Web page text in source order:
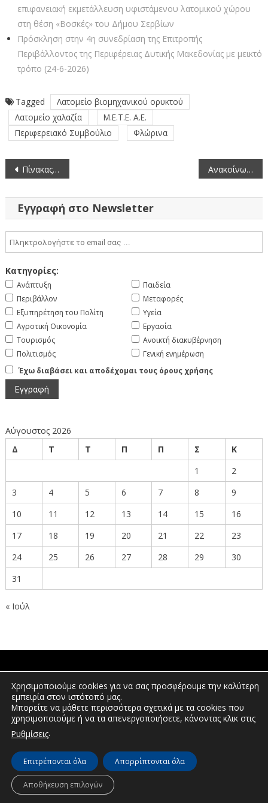
επιφανειακή εκμετάλλευση υφιστάμενου λατομικού χώρου
στη θέση «Βοσκές» του Δήμου Σερβίων
Πρόσκληση στην 4η συνεδρίαση της Επιτροπής
Περιβάλλοντος της Περιφέρειας Δυτικής Μακεδονίας με μεικτό
τρόπο (24-6-2026)
Tagged
Λατομείο βιομηχανικού ορυκτού
Λατομείο χαλαζία
Μ.Ε.Τ.Ε. Α.Ε.
Περιφερειακό Συμβούλιο
Φλώρινα
Πλοήγηση
άρθρων
Πίνακας των συζητηθέντων θεμάτων κατά την 5η/6-10-2015 συνεδρίαση της Επιτροπής Περιβάλλοντος, Χωρικού Σχεδιασμού και Ανάπτυξης της Περιφέρειας Δυτικής Μακεδονίας Ανακοίνωση Περιφερειακού Συμβουλίου για τη μελέτη του έργου: Λατομείο Βιομηχανικού Ορυκτού (Χαλαζία) – Εκμετάλλευση σε δημοτική χέρσα έκταση εμβαδού 99.890 m2 στη θέση Ρουδίνα ΔΕ Μελίτης του Δήμου Φλώρινας
Εγγραφή στο Newsletter
Κατηγορίες:
Ανάπτυξη
Περιβάλλον
Εξυπηρέτηση του Πολίτη
Αγροτική Οικονομία
Τουρισμός
Πολιτισμός
Παιδεία
Μεταφορές
Υγεία
Εργασία
Ανοικτή διακυβέρνηση
Γενική ενημέρωση
Έχω διαβάσει και αποδέχομαι τους όρους χρήσης
Αύγουστος 2026
Δ
Τ Τ Π Π Σ
Κ
1
2
3
4 5 6 7 8
9
10
11 12 13 14 15
16
17
18 19 20 21 22
23
24
25 26 27 28 29
30
31
« Ιούλ
ΠΟΛΙΤΕΣ
ΕΠΕΝΔΥΤΕΣ
© Διεύθυνση Διαφάνειας & Ηλεκτρονικής Διακυβέρνησης | Περιφέρεια
Δυτικής Μακεδονίας | 2026
Πλοήγηση
Δήλωση προσβασιμότητας
Χρησιμοποιούμε cookies για να σας προσφέρουμε την καλύτερη
εμπειρία στον ιστότοπό μας.
Μπορείτε να μάθετε περισσότερα σχετικά με τα cookies που
χρησιμοποιούμε ή να τα απενεργοποιήσετε, κάνοντας κλικ στις
Ρυθμίσεις.
Επιτρέπονται όλα Απορρίπτονται όλα
Αποθήκευση επιλογών